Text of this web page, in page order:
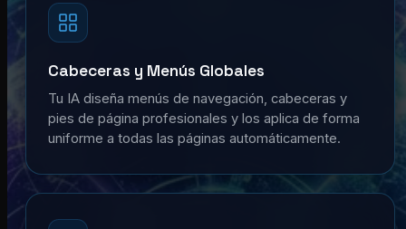
Cabeceras y Menús Globales
Tu IA diseña menús de navegación, cabeceras y
pies de página profesionales y los aplica de forma
uniforme a todas las páginas automáticamente.